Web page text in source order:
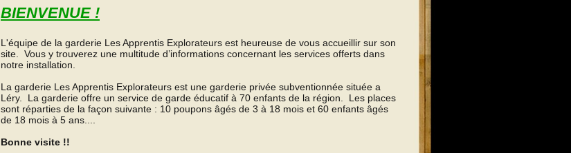
BIENVENUE !
L'équipe de la garderie Les Apprentis Explorateurs est heureuse de vous accueillir sur son
site. Vous y trouverez une multitude d’informations concernant les services offerts dans
notre installation.
La garderie Les Apprentis Explorateurs est une garderie privée subventionnée située a
Léry. La garderie offre un service de garde éducatif à 70 enfants de la région. Les places
sont réparties de la façon suivante : 10 poupons âgés de 3 à 18 mois et 60 enfants âgés
de 18 mois à 5 ans....
Bonne visite !!